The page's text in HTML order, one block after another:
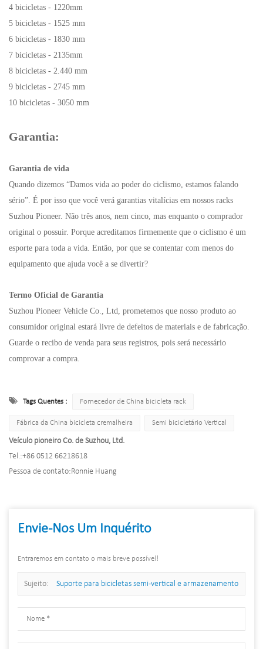
4 bicicletas - 1220mm
5 bicicletas - 1525 mm
6 bicicletas - 1830 mm
7 bicicletas - 2135mm
8 bicicletas - 2.440 mm
9 bicicletas - 2745 mm
10 bicicletas - 3050 mm
Garantia:
Garantia de vida
Quando dizemos “Damos vida ao poder do ciclismo, estamos falando
sério”. É por isso que você verá garantias vitalícias em nossos racks
Suzhou Pioneer. Não três anos, nem cinco, mas enquanto o comprador
original o possuir. Porque acreditamos firmemente que o ciclismo é um
esporte para toda a vida. Então, por que se contentar com menos do
equipamento que ajuda você a se divertir?
Termo Oficial de Garantia
Suzhou Pioneer Vehicle Co., Ltd, prometemos que nosso produto ao
consumidor original estará livre de defeitos de materiais e de fabricação.
Guarde o recibo de venda para seus registros, pois será necessário
comprovar a compra.
Tags Quentes : Fornecedor de China bicicleta rack
Fábrica da China bicicleta cremalheira Semi bicicletário Vertical
Veículo pioneiro Co. de Suzhou, Ltd.
Tel.:+86 0512 66218618
Pessoa de contato:Ronnie Huang
Envie-Nos Um Inquérito
Entraremos em contato o mais breve possível!
Sujeito: Suporte para bicicletas semi-vertical e armazenamento
de bicicletas de grande venda